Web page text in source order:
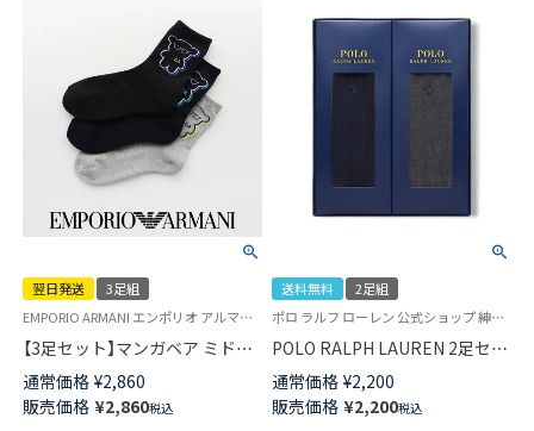
翌日発送
3足組
EMPORIO ARMANI エンポリオ アルマーニ EA 靴下 男性 ギフト プレゼント
【3足セット】マンガベア ミドル
丈カジュアルソックス 足底パイ
ル メンズ 【365日最短翌日発送】
92342721
通常価格 ¥2,860
販売価格 ¥2,860税込
送料無料
2足組
ポロ ラルフ ローレン 公式ショップ 紳士 贈答用 靴下
POLO RALPH LAUREN 2足セッ
ト 箱入り ギフトセット 綿混 ワ
ンポイント刺繍 無地リブ クル
ー丈 メンズ ソックス 02092181
通常価格 ¥2,200
販売価格 ¥2,200税込